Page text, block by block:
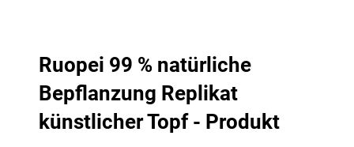
am Markt
Flexible Anpassung
Unser flexibler
Individualisierungsservice
Ruopei 99 % natürliche
Bepflanzung Replikat
künstlicher Topf - Produkt